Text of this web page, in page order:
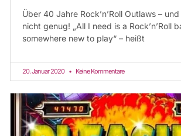
Über 40 Jahre Rock’n’Roll Outlaws –
nicht genug! „All I need is a Rock’n’Roll
somewhere new to play“ – heißt
20. Januar 2020 Keine Kommentare